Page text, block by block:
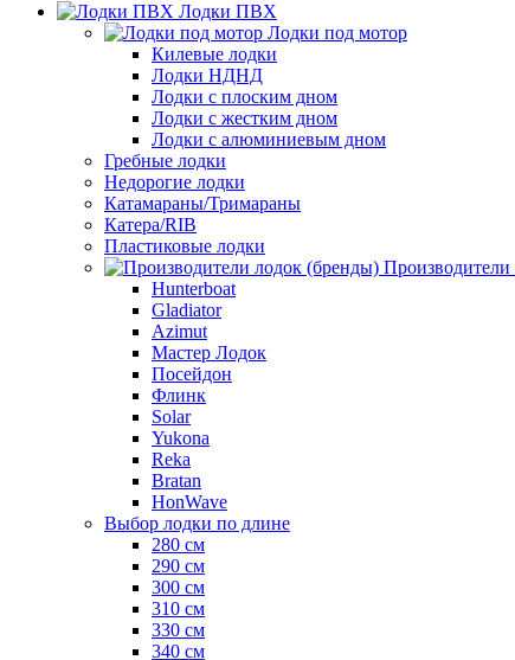
Лодки ПВХ
Лодки под мотор
Килевые лодки
Лодки НДНД
Лодки с плоским дном
Лодки с жестким дном
Лодки с алюминиевым дном
Гребные лодки
Недорогие лодки
Катамараны/Тримараны
Катера/RIB
Пластиковые лодки
Hunterboat
Gladiator
Azimut
Мастер Лодок
Посейдон
Флинк
Solar
Yukona
Reka
Bratan
HonWave
Выбор лодки по длине
280 см
290 см
300 см
310 см
330 см
340 см